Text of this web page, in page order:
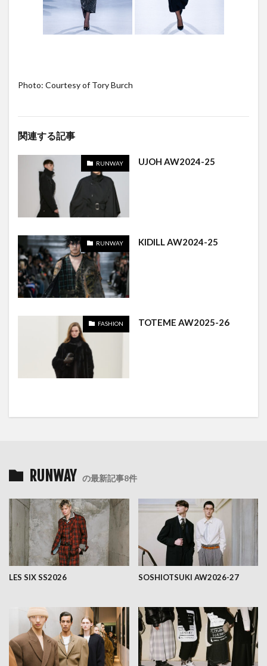
Photo: Courtesy of Tory Burch
関連する記事
RUNWAY UJOH AW2024-25
RUNWAY KIDILL AW2024-25
FASHION TOTEME AW2025-26
RUNWAY の最新記事8件
LES SIX SS2026 SOSHIOTSUKI AW2026-27